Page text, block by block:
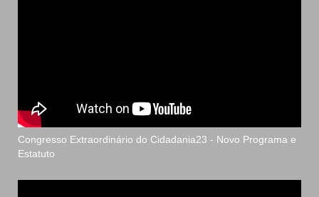
Congresso Extraordinário do Cidadania23 - Novo Programa e
Estatuto